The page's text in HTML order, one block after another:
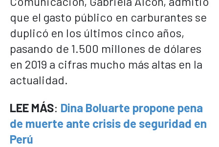
que el gasto público en carburantes se
duplicó en los últimos cinco años,
pasando de 1.500 millones de dólares
en 2019 a cifras mucho más altas en la
actualidad.
LEE MÁS: Dina Boluarte propone pena
de muerte ante crisis de seguridad en
Perú